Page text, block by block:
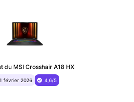
du MSI Crosshair A18 HX
1 février 2026 4,6/5